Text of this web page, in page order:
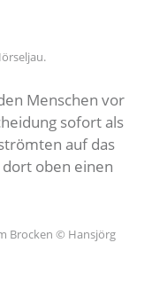
Menschen vor
sofort als
auf das
oben einen
Brocken © Hansjörg